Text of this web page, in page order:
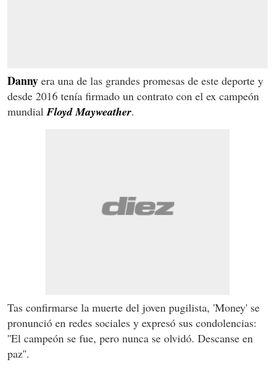
Danny era una de las grandes promesas de este deporte y
desde 2016 tenía firmado un contrato con el ex campeón
mundialFloyd Mayweather.
Tas confirmarse la muerte del joven pugilista, 'Money' se
pronunció en redes sociales y expresó sus condolencias:
''El campeón se fue, pero nunca se olvidó. Descanse en
paz''.